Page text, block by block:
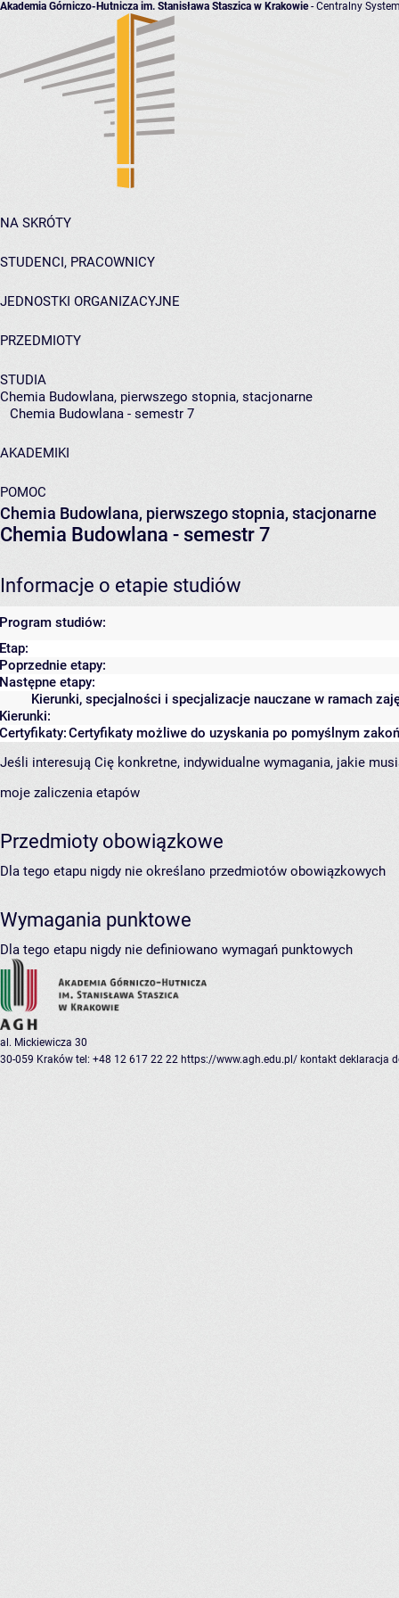
Akademia Górniczo-Hutnicza im. Stanisława Staszica w Krakowie- Centralny
NA SKRÓTY
STUDENCI, PRACOWNICY
JEDNOSTKI ORGANIZACYJNE
PRZEDMIOTY
STUDIA
Chemia Budowlana, pierwszego stopnia, stacjonarne
Chemia Budowlana - semestr 7
AKADEMIKI
POMOC
Chemia Budowlana, pierwszego stopnia, stacjonarne
Chemia Budowlana - semestr 7
Informacje o etapie studiów
Program studiów:
Etap:
Poprzednie etapy:
Następne etapy:
Kierunki, specjalności i specjalizacje nauczane w ramach
Kierunki:
Certyfikaty możliwe do uzyskania po pomyślnym
Certyfikaty:
Jeśli interesują Cię konkretne, indywidualne wymagania, jakie
moje zaliczenia etapów
Przedmioty obowiązkowe
Dla tego etapu nigdy nie określano przedmiotów obowiązkowych
Wymagania punktowe
Dla tego etapu nigdy nie definiowano wymagań punktowych
al. Mickiewicza 30
30-059 Kraków tel: +48 12 617 22 22 https://www.agh.edu.pl/ kontakt deklaracja